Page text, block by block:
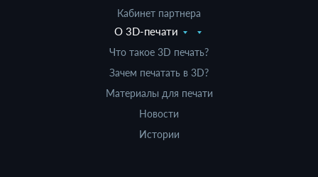
Кабинет партнера
О 3D-печати
Что такое 3D печать?
Зачем печатать в 3D?
Материалы для печати
Новости
Истории